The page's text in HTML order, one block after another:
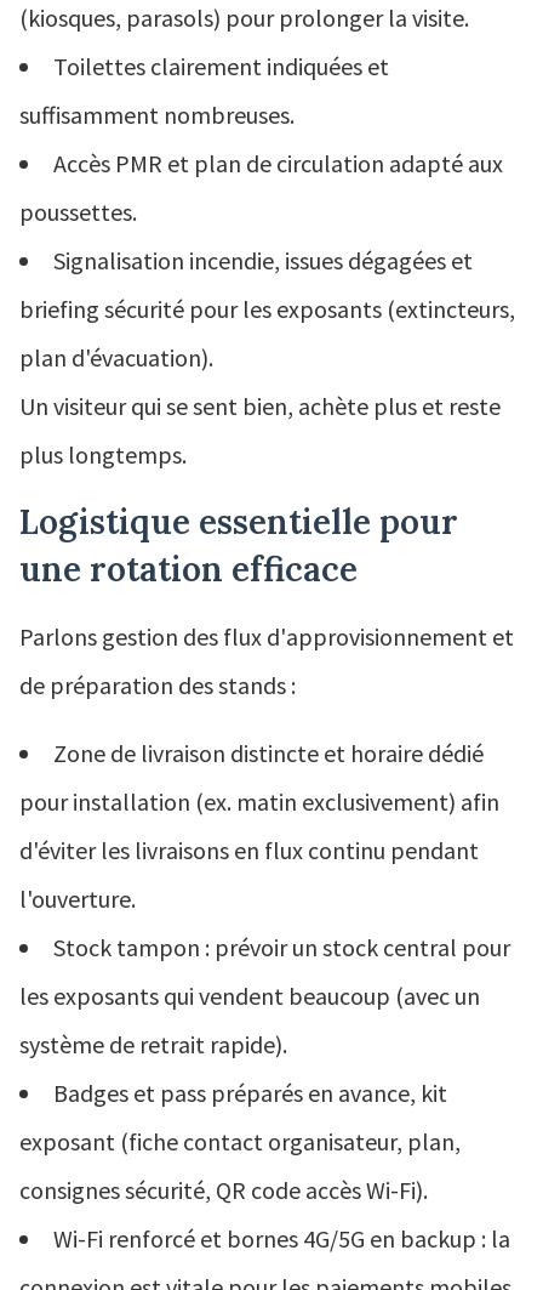
(kiosques, parasols) pour prolonger la visite.
Toilettes clairement indiquées et
suffisamment nombreuses.
Accès PMR et plan de circulation adapté aux
poussettes.
Signalisation incendie, issues dégagées et
briefing sécurité pour les exposants (extincteurs,
plan d'évacuation).
Un visiteur qui se sent bien, achète plus et reste
plus longtemps.
Logistique essentielle pour
une rotation efficace
Parlons gestion des flux d'approvisionnement et
de préparation des stands :
Zone de livraison distincte et horaire dédié
pour installation (ex. matin exclusivement) afin
d'éviter les livraisons en flux continu pendant
l'ouverture.
Stock tampon : prévoir un stock central pour
les exposants qui vendent beaucoup (avec un
système de retrait rapide).
Badges et pass préparés en avance, kit
exposant (fiche contact organisateur, plan,
consignes sécurité, QR code accès Wi-Fi).
Wi-Fi renforcé et bornes 4G/5G en backup : la